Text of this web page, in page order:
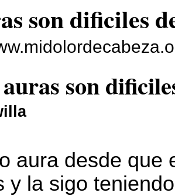
son dificiles
son
aura desde que
y la sigo